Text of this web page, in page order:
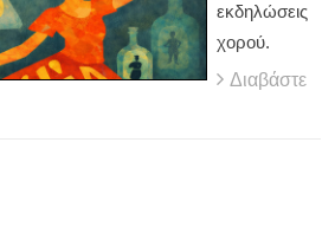
εκδηλώσεις
χορού.
Διαβάστε